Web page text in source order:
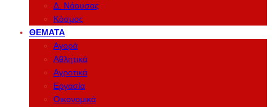
Δ. Νάουσας
Κόσμος
ΘΈΜΑΤΑ
Αγορά
Αθλητικά
Αγροτικά
Εργασία
Οικονομικά